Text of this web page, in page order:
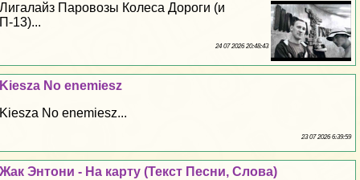
Лигалайз Паровозы Колеса Дороги (и
П-13)...
24 07 2026 20:48:43
Kiesza No enemiesz
Kiesza No enemiesz...
23 07 2026 6:39:59
Жак Энтони - На карту (Текст Песни, Слова)